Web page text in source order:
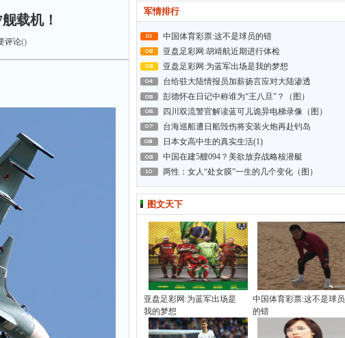
军情排行
中国体育彩票:这不是球员的错
亚盘足彩网:胡靖航近期进行体检
亚盘足彩网:为蓝军出场是我的梦想
台给驻大陆情报员加薪扬言应对大陆渗透
彭德怀在日记中称谁为“王八旦”？（图）
四川双流警官解读蓝可儿诡异电梯录像（图）
台海巡船遭日船毁伤将安装火炮再赴钓岛
日本女高中生的真实生活(1)
中国在建5艘094？美欲放弃战略核潜艇
两性：女人“处女膜”一生的几个变化（图）
图文天下
亚盘足彩网:为蓝军出场是
我的梦想
中国体育彩票:这不是球员
的错
载机！
评论()